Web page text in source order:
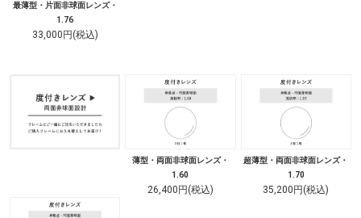
最薄型・片面非球面レンズ・
1.76
33,000円(税込)
薄型・両面非球面レンズ・
1.60
26,400円(税込)
超薄型・両面非球面レンズ・
1.70
35,200円(税込)